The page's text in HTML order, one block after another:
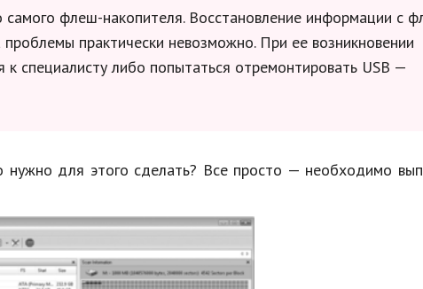
флеш-накопителя. Восстановление информации с
практически невозможно. При ее возникновении
специалисту либо попытаться отремонтировать USB —
нужно для этого сделать? Все просто — необходимо